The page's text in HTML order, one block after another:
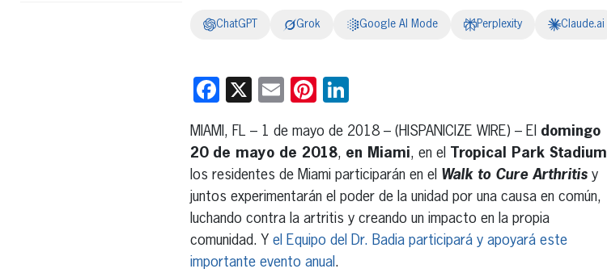
ChatGPT Grok Google AI Mode Perplexity Claude.ai
Facebook
X EmailPinterest
MIAMI, FL – 1 de mayo de 2018 – (HISPANICIZE WIRE) – El domingo
20 de mayo de 2018, en Miami, en el Tropical Park Stadium
los residentes de Miami participarán en el Walk to Cure Arthritisy
juntos experimentarán el poder de la unidad por una causa en común,
luchando contra la artritis y creando un impacto en la propia
comunidad. Y el Equipo del Dr. Badia participará y apoyará este
importante evento anual .